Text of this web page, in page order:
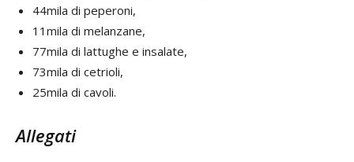
44mila di peperoni,
11mila di melanzane,
77mila di lattughe e insalate,
73mila di cetrioli,
25mila di cavoli.
Allegati